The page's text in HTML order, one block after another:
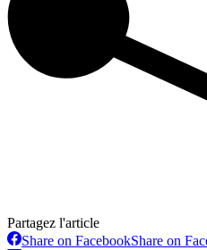
Partagez l'article
Share on FacebookShare on